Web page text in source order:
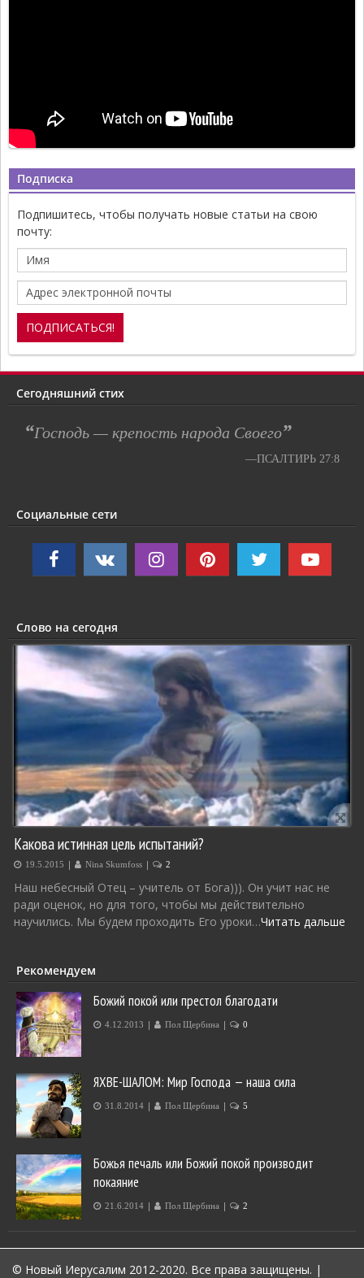
Подписка
Подпишитесь, чтобы получать новые статьи на свою
почту:
Сегодняшний стих
“Господь — крепость народа Своего”
—ПСАЛТИРЬ 27:8
Социальные сети
Слово на сегодня
Какова истинная цель испытаний?
19.5.2015 | Nina Skumfoss | 2
Наш небесный Отец – учитель от Бога))). Он учит нас не
ради оценок, но для того, чтобы мы действительно
научились. Мы будем проходить Его уроки…Читать дальше
Рекомендуем
Божий покой или престол благодати
4.12.2013 | Пол Щербина | 0
ЯХВЕ-ШАЛОМ: Мир Господа — наша сила
31.8.2014 | Пол Щербина | 5
Божья печаль или Божий покой производит
покаяние
21.6.2014 | Пол Щербина | 2
© Новый Иерусалим 2012-2020. Все права защищены. |